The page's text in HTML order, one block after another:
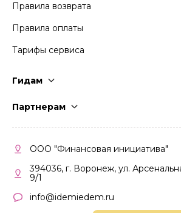
Правила возврата
Правила оплаты
Тарифы сервиса
Гидам
Партнерам
Кабинет партнера
Правила участия
ООО "Финансовая инициатива"
394036, г. Воронеж, ул.
9/1
info@idemiedem.ru